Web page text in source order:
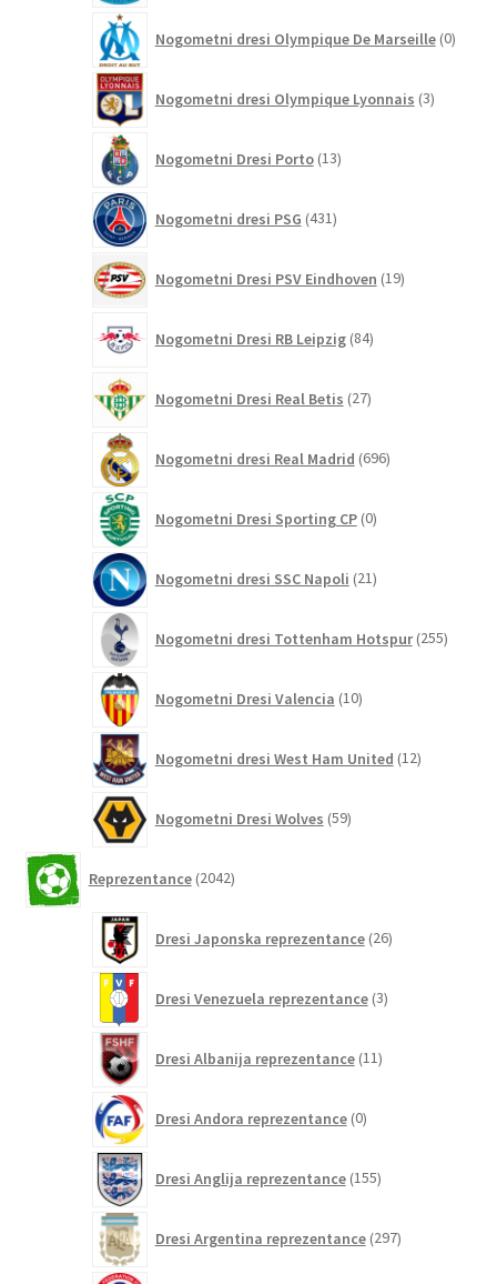
Nogometni dresi Olympique De Marseille 0
Nogometni dresi Olympique Lyonnais 3izdelki
Nogometni Dresi Porto 13izdelkov
Nogometni dresi PSG 431izdelkov
Nogometni Dresi PSV Eindhoven 19izdelkov
Nogometni Dresi RB Leipzig 84izdelkov
Nogometni Dresi Real Betis 27izdelkov
Nogometni dresi Real Madrid 696izdelkov
Nogometni Dresi Sporting CP 0izdelkov
Nogometni dresi SSC Napoli 21izdelkov
Nogometni dresi Tottenham Hotspur 255
Nogometni Dresi Valencia 10izdelkov
Nogometni dresi West Ham United 12izdelkov
Nogometni Dresi Wolves 59izdelkov
Reprezentance 2042izdelkov
Dresi Japonska reprezentance 26izdelkov
Dresi Venezuela reprezentance 3izdelki
Dresi Albanija reprezentance 11izdelkov
Dresi Andora reprezentance 0izdelkov
Dresi Anglija reprezentance 155izdelkov
Dresi Argentina reprezentance 297izdelkov